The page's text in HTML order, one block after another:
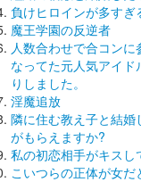
負けヒロインが多すぎ
魔王学園の反逆者
人数合わせで合コン
なってた元人気アイ
りしました。
淫魔追放
隣に住む教え子と結
がもらえますか?
私の初恋相手がキスし
こいつらの正体が女